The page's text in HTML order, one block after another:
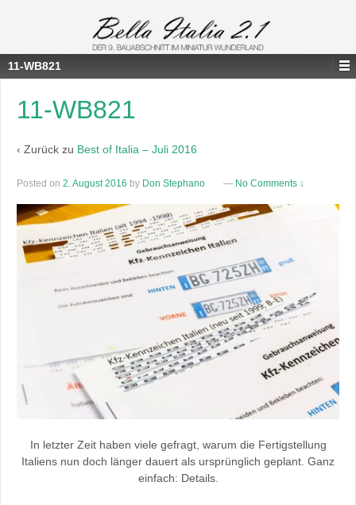
11-WB821
11-WB821
‹ Zurück zu Best of Italia – Juli 2016
Posted on 2. August 2016 by Don Stephano — No Comments ↓
In letzter Zeit haben viele gefragt, warum die Fertigstellung
Italiens nun doch länger dauert als ursprünglich geplant. Ganz
einfach: Details.